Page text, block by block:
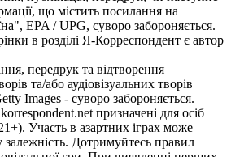
що містить посилання на
EPA / UPG, суворо забороняється.
в розділі Я-Корреспондент є автор
передрук та відтворення
та/або аудіовізуальних творів
Images - суворо забороняється.
призначені для осіб
Участь в азартних іграх може
залежність. Дотримуйтесь правил